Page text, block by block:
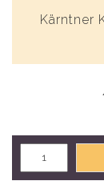
Kärntner